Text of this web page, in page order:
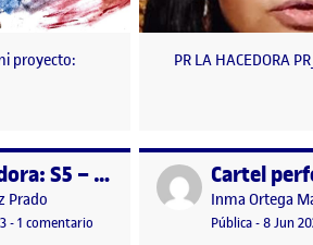
proyecto:
PR LA HACEDORA
PR: La hacedora: S5 – Post 5/6
Prado
2 marzo, 2024 6:01 pm
-1 comentario en PR: La hacedora: S5 – Post 5/6
Publicado por
Cartel
Publicado por
Inma Ortega
Visibilidad:
Pública-Fecha
8 Jun